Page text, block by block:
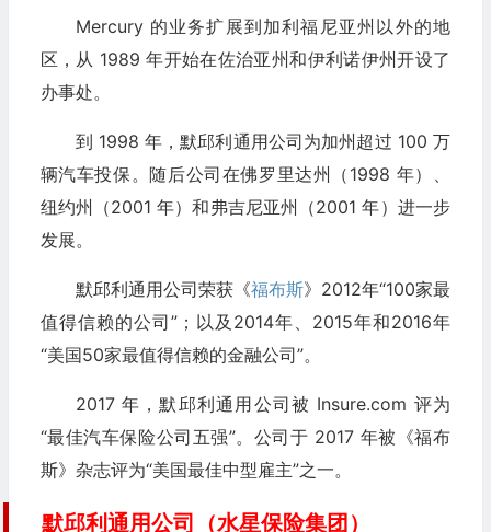
Mercury 的业务扩展到加利福尼亚州以外的地
区，从 1989 年开始在佐治亚州和伊利诺伊州开设了
办事处。
到 1998 年，默邱利通用公司为加州超过 100 万
辆汽车投保。随后公司在佛罗里达州（1998 年）、
纽约州（2001 年）和弗吉尼亚州（2001 年）进一步
发展。
默邱利通用公司荣获《福布斯》2012年“100家最
值得信赖的公司”；以及2014年、2015年和2016年
“美国50家最值得信赖的金融公司”。
2017 年，默邱利通用公司被 Insure.com 评为
“最佳汽车保险公司五强”。公司于 2017 年被《福布
斯》杂志评为“美国最佳中型雇主”之一。
默邱利通用公司（水星保险集团）